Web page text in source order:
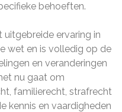
behoeften.
ervaring in
wet en is volledig op de
en veranderingen
nu gaat om
familierecht, strafrecht
kennis en vaardigheden